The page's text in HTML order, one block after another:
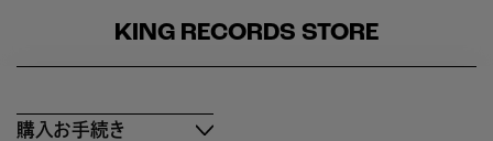
KING RECORDS STORE
購入お手続き